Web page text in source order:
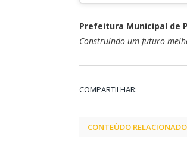
Prefeitura Municipal de
Construindo um futuro
COMPARTILHAR:
CONTEÚDO RELACIONADO